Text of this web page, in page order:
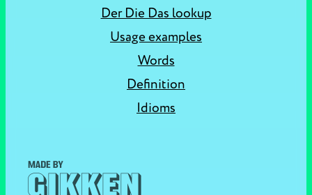
Der Die Das lookup
Usage examples
Words
Definition
Idioms